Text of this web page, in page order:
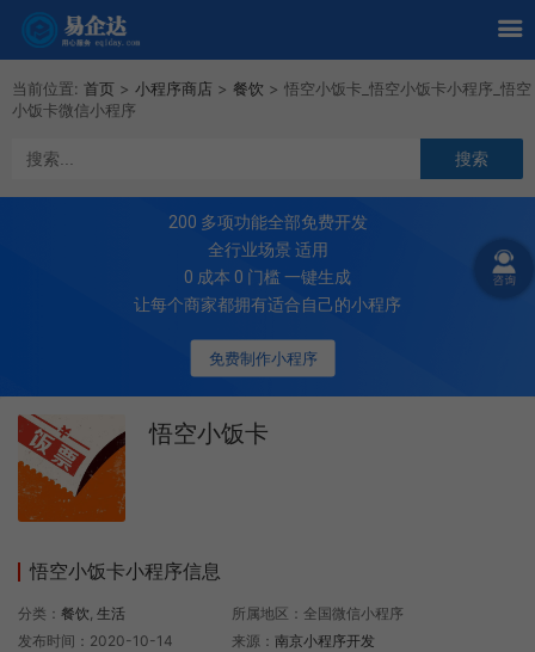
当前位置: 首页 > 小程序商店 > 餐饮 > 悟空小饭卡_悟空小饭卡小程序_悟空
小饭卡微信小程序
免费制作小程序
200 多项功能全部免费开发
全行业场景 适用
0 成本 0 门槛 一键生成
让每个商家都拥有适合自己的小程序
悟空小饭卡
悟空小饭卡小程序信息
分类： 餐饮, 生活
发布时间：2020-10-14
所属地区：全国微信小程序
来源：南京小程序开发